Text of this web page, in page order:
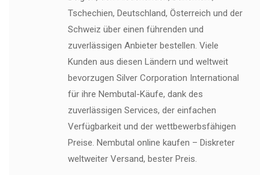
Tschechien, Deutschland, Österreich und der
Schweiz über einen führenden und
zuverlässigen Anbieter bestellen. Viele
Kunden aus diesen Ländern und weltweit
bevorzugen Silver Corporation International
für ihre Nembutal-Käufe, dank des
zuverlässigen Services, der einfachen
Verfügbarkeit und der wettbewerbsfähigen
Preise. Nembutal online kaufen – Diskreter
weltweiter Versand, bester Preis.